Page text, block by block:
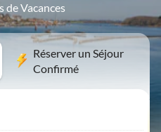
de Vacances
Réserver un Séjour
Confirmé